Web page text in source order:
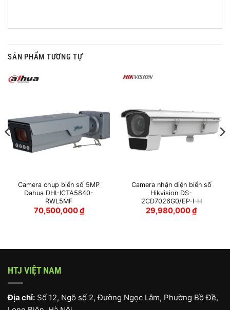
SẢN PHẨM TƯƠNG TỰ
Camera chụp biển số 5MP
Dahua DHI-ICTA5840-
RWL5MF
70,500,000₫
Camera nhận diện biển số
Hikvision DS-
2CD7026G0/EP-I-H
29,980,000₫
HTJ VIỆT NAM
Địa chỉ: Số 12, Ngõ số 2, Đường Ngọc Lâm, Phường Bồ Đề,